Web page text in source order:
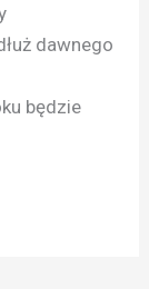
dawnego
będzie